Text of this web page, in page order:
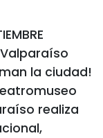
la ciudad!
realiza